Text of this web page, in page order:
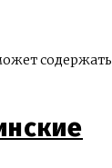
содержать